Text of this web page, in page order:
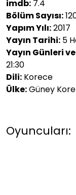
imdb: 7.4
Bölüm Sayısı:
Yapım Yılı:2017
Yayın Tarihi: 5
Yayın Günleri
21:30
Dili: Korece
Ülke:Güney Kore
Oyuncuları: